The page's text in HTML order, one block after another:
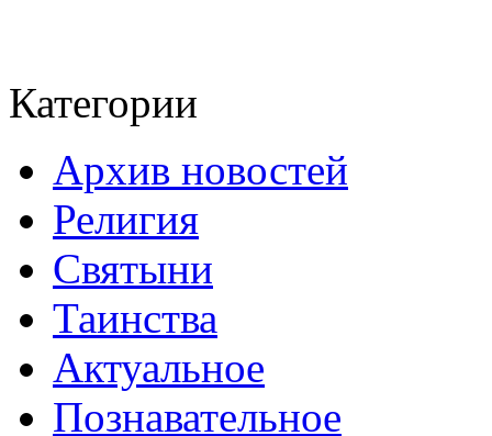
Категории
Архив новостей
Религия
Святыни
Таинства
Актуальное
Познавательное